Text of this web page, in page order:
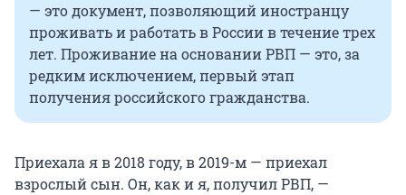
— это документ, позволяющий иностранцу
проживать и работать в России в течение трех
лет. Проживание на основании РВП — это, за
редким исключением, первый этап
получения российского гражданства.
Приехала я в 2018 году, в 2019-м — приехал
взрослый сын. Он, как и я, получил РВП, —